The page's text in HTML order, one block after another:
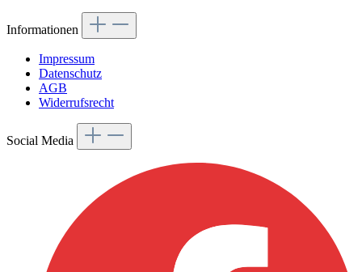
Informationen
Impressum
Datenschutz
AGB
Widerrufsrecht
Social Media